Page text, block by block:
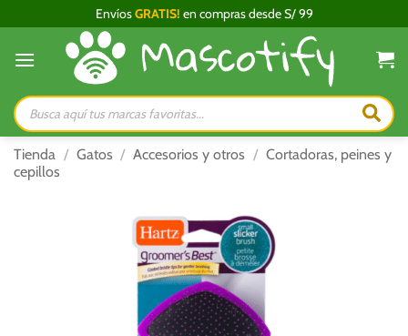
al
contenido
EnvíosGRATIS! en compras desde S/ 99
Búsqueda
de
productos
Tienda / Gatos / Accesorios y otros / Cortadoras, peines y
cepillos